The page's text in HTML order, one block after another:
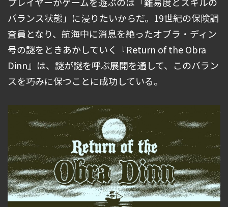
バランス状態」に浸りたいからだ。19世紀の保険調
査員となり、航海中に消息を絶ったオブラ・ディン
号の謎をときあかしていく『Return of the Obra
Dinn』は、謎が謎を呼ぶ展開を通して、このバラン
スを巧みに保つことに成功している。